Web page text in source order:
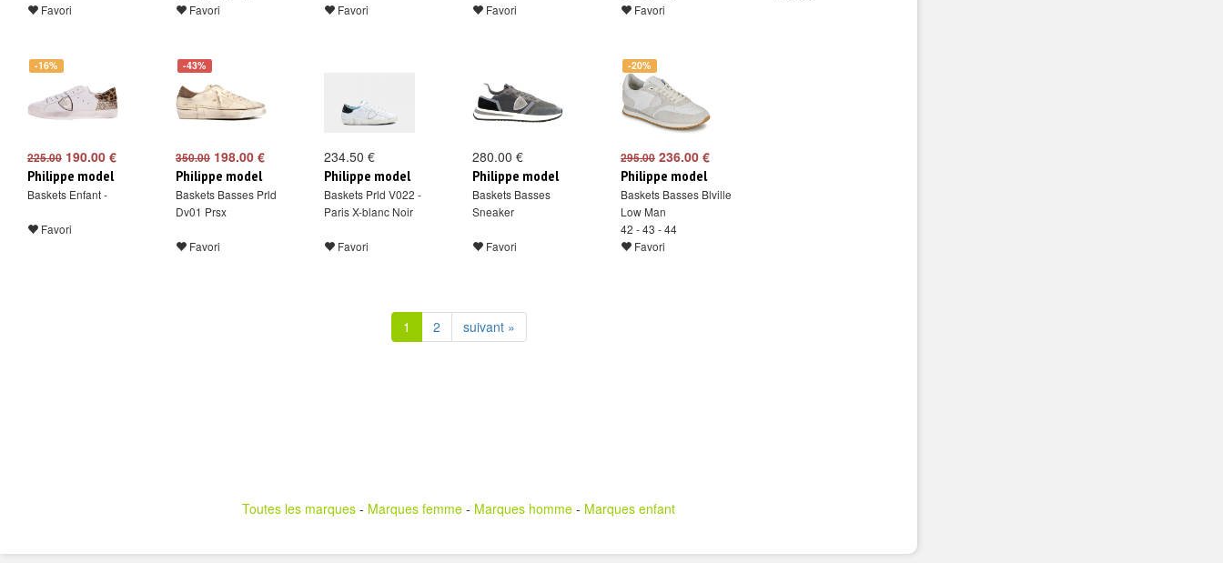
Favori
Favori
Favori Favori
Favori
-16%
225.00 190.00 €
Philippe model
Baskets Enfant -
Favori
-43%
350.00 198.00 €
Philippe model
Baskets Basses Prld
Dv01 Prsx
Favori
234.50 €
Philippe model
Baskets Prld V022 -
Paris X-blanc Noir
Favori
280.00 €
Philippe model
Baskets Basses
Sneaker
Favori
-20%
295.00 236.00 €
Philippe model
Baskets Basses Blville
Low Man
42 - 43 - 44
Favori
1 2 suivant »
Toutes les marques - Marques femme - Marques homme - Marques enfant